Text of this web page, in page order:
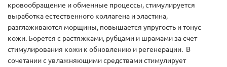
кровообращение и обменные процессы, стимулируется
выработка естественного коллагена и эластина,
разглаживаются морщины, повышается упругость и тонус
кожи. Борется с растяжками, рубцами и шрамами за счет
стимулирования кожи к обновлению и регенерации. В
сочетании с увлажняющими средствами стимулирует